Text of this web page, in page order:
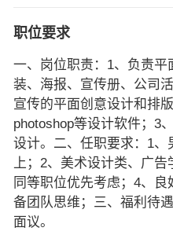
职位要求
一、岗位职责：1、负责
装、海报、宣传册、公司
宣传的平面创意设计和排
photoshop等设计软件；3
设计。二、任职要求：1
上；2、美术设计类、广
同等职位优先考虑；4、
备团队思维；三、福利待
面议。